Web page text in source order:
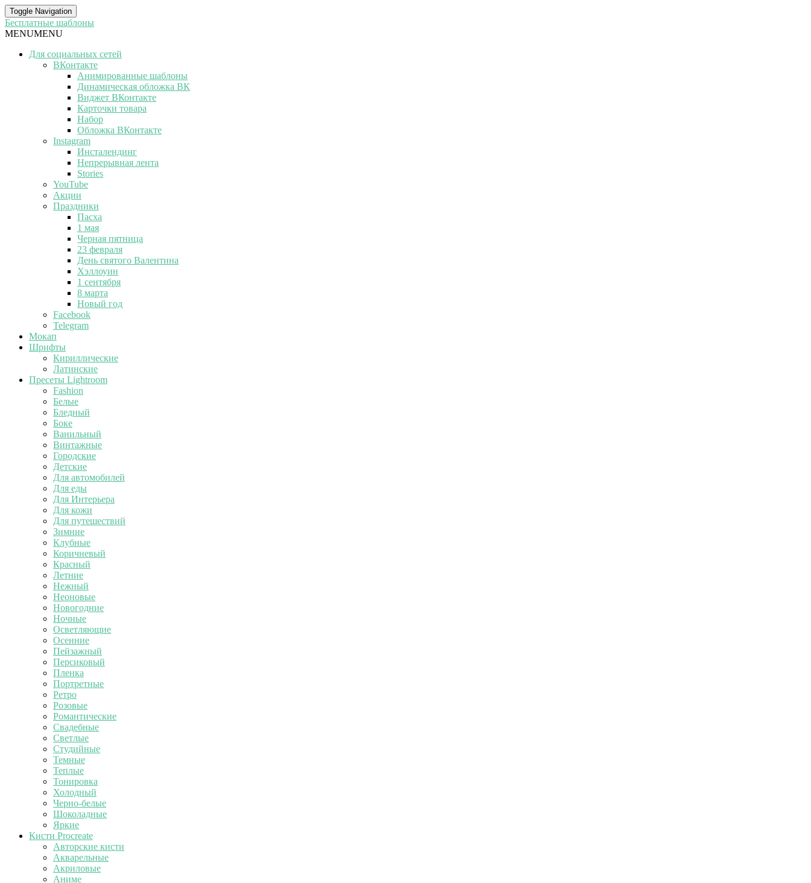
Toggle Navigation
Бесплатные шаблоны
MENUMENU
Для социальных сетей
ВКонтакте
Анимированные шаблоны
Динамическая обложка ВК
Виджет ВКонтакте
Карточки товара
Набор
Обложка ВКонтакте
Instagram
Инсталендинг
Непрерывная лента
Stories
YouTube
Акции
Праздники
Пасха
1 мая
Черная пятница
23 февраля
День святого Валентина
Хэллоуин
1 сентября
8 марта
Новый год
Facebook
Telegram
Мокап
Шрифты
Кириллические
Латинские
Пресеты Lightroom
Fashion
Белые
Бледный
Боке
Ванильный
Винтажные
Городские
Детские
Для автомобилей
Для еды
Для Интерьера
Для кожи
Для путешествий
Зимние
Клубные
Коричневый
Красный
Летние
Нежный
Неоновые
Новогодние
Ночные
Осветляющие
Осенние
Пейзажный
Персиковый
Пленка
Портретные
Ретро
Розовые
Романтические
Свадебные
Светлые
Студийные
Темные
Теплые
Тонировка
Холодный
Черно-белые
Шоколадные
Яркие
Кисти Procreate
Авторские кисти
Акварельные
Акриловые
Аниме